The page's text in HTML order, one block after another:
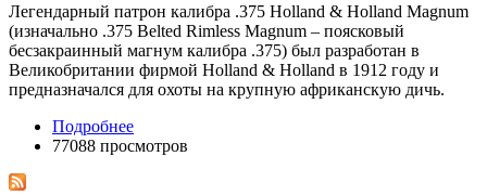
Легендарный патрон калибра .375 Holland & Holland Magnum
(изначально .375 Belted Rimless Magnum – поясковый
бесзакраинный магнум калибра .375) был разработан в
Великобритании фирмой Holland & Holland в 1912 году и
предназначался для охоты на крупную африканскую дичь.
Подробнее
77088 просмотров